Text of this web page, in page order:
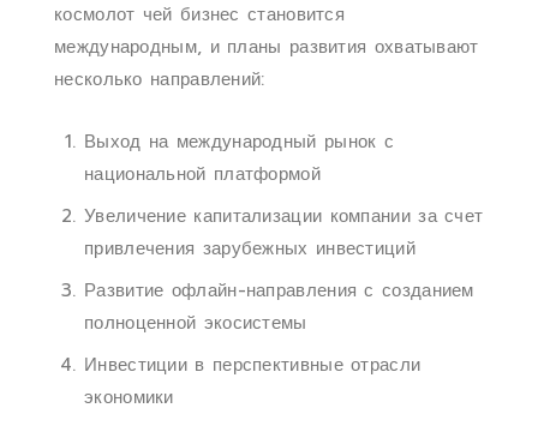
космолот чей бизнес становится
международным, и планы развития охватывают
несколько направлений:
Выход на международный рынок с
национальной платформой
Увеличение капитализации компании за счет
привлечения зарубежных инвестиций
Развитие офлайн-направления с созданием
полноценной экосистемы
Инвестиции в перспективные отрасли
экономики